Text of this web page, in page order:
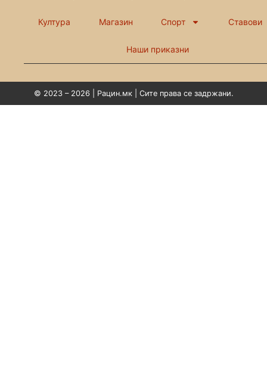
Култура Магазин Спорт Ставови
Наши приказни
© 2023 – 2026 | Рацин.мк | Сите права се задржани.